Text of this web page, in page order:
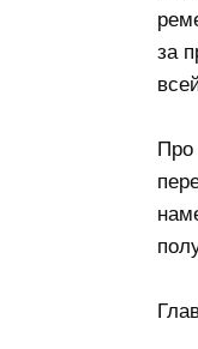
за
Про